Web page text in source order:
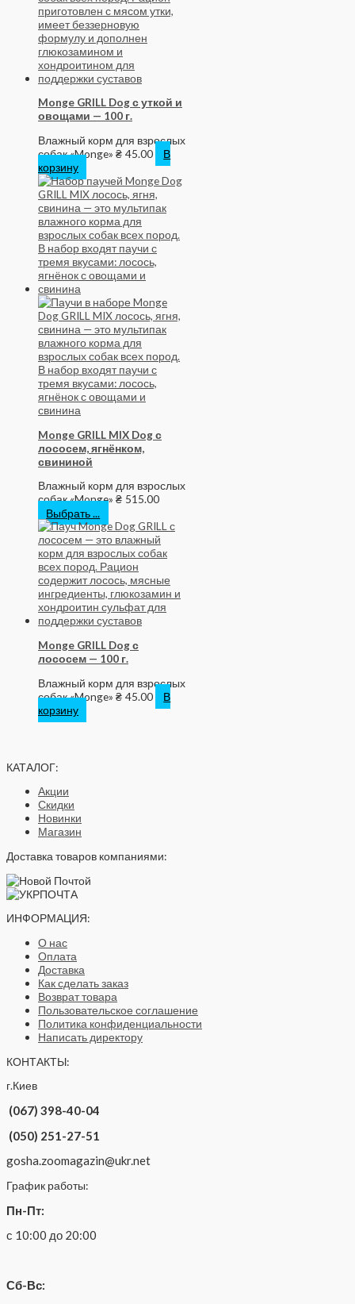
Monge GRILL Dog с уткой и
овощами — 100 г.
Влажный корм для взрослых
собак «Monge» ₴ 45.00
В
корзину
Monge GRILL MIX Dog с
лососем, ягнёнком,
свининой
Влажный корм для взрослых
собак «Monge» ₴ 515.00
Выбрать ...
Monge GRILL Dog с
лососем — 100 г.
Влажный корм для взрослых
собак «Monge» ₴ 45.00
В
корзину
КАТАЛОГ:
Акции
Скидки
Новинки
Магазин
Доставка товаров компаниями:
ИНФОРМАЦИЯ:
О нас
Оплата
Доставка
Как сделать заказ
Возврат товара
Пользовательское соглашение
Политика конфиденциальности
Написать директору
КОНТАКТЫ:
г.Киев
(067) 398-40-04
(050) 251-27-51
gosha.zoomagazin@ukr.net
График работы:
Пн-Пт:
с 10:00 до 20:00
Сб-Вс: